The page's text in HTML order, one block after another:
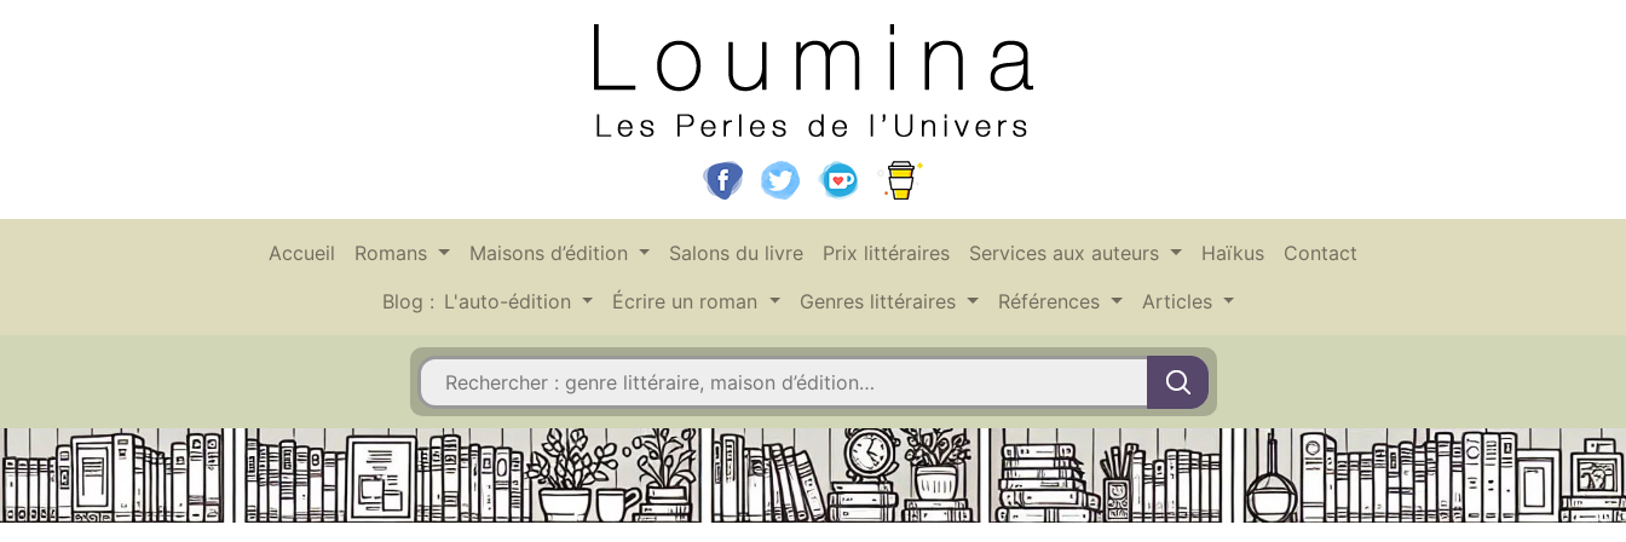
Accueil Romans Maisons d’édition Salons du livre Prix littéraires Services aux auteurs Haïkus
Contact
Blog : L'auto-édition Écrire un roman Genres littéraires Références Articles